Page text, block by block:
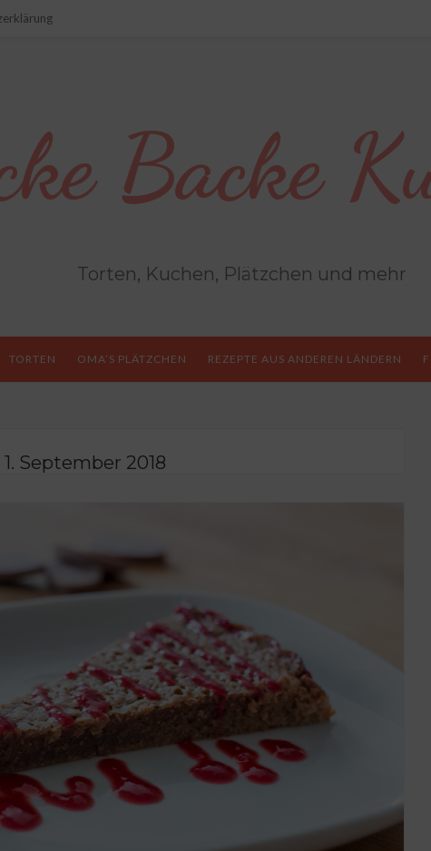
Backe
Torten, Kuchen, Plätzchen und mehr
TORTEN OMA’S PLÄTZCHEN REZEPTE AUS ANDEREN LÄNDERN
1. September 2018